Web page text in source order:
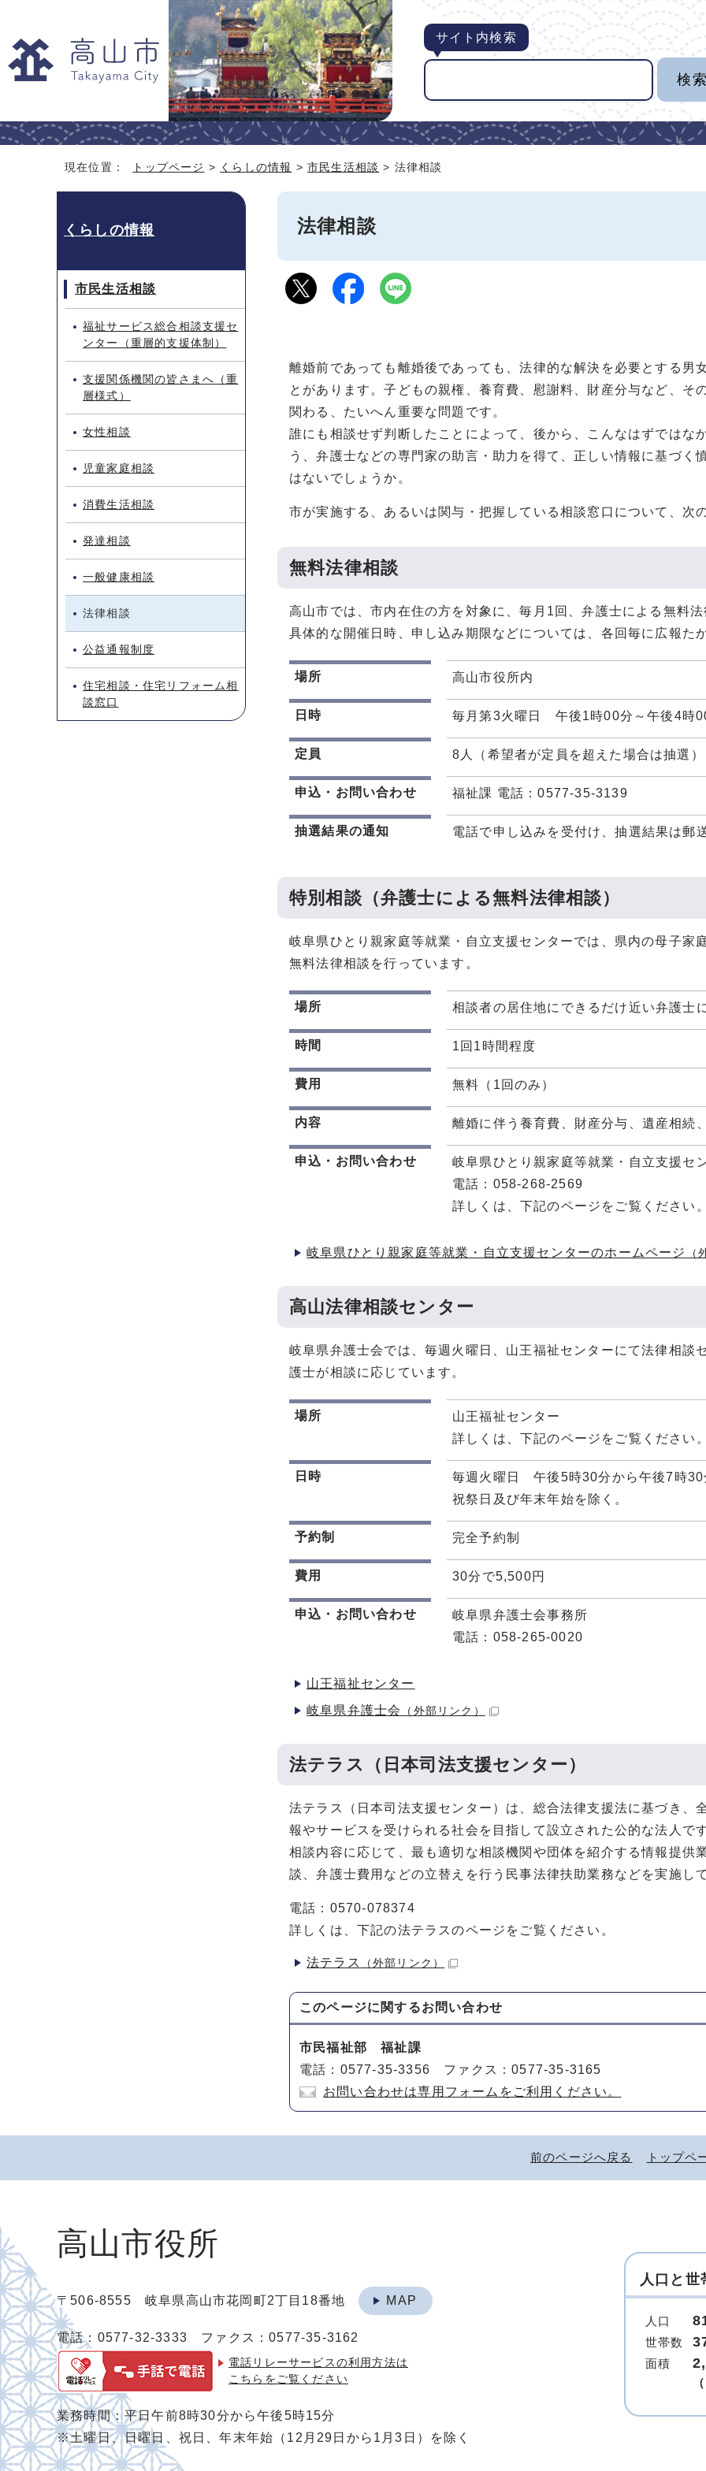
サイト内検索
現在位置： トップページ > くらしの情報 >市民生活相談 > 法律相談
法律相談
離婚前であっても離婚後であっても、法律的な解決を必要とする男
とがあります。子どもの親権、養育費、慰謝料、財産分与など、そ
関わる、たいへん重要な問題です。
誰にも相談せず判断したことによって、後から、こんなはずではな
う、弁護士などの専門家の助言・助力を得て、正しい情報に基づく
はないでしょうか。
市が実施する、あるいは関与・把握している相談窓口について、次
無料法律相談
高山市では、市内在住の方を対象に、毎月1回、弁護士による無料
具体的な開催日時、申し込み期限などについては、各回毎に広報た
場所 高山市役所内
日時 毎月第3火曜日 午後1時00分～午後4時
定員 8人（希望者が定員を超えた場合は抽選）
申込・お問い合わせ 福祉課 電話：0577-35-3139
抽選結果の通知 電話で申し込みを受付け、抽選結果は郵
特別相談（弁護士による無料法律相談）
岐阜県ひとり親家庭等就業・自立支援センターでは、県内の母子家
無料法律相談を行っています。
場所 相談者の居住地にできるだけ近い弁護士
時間 1回1時間程度
費用 無料（1回のみ）
内容 離婚に伴う養育費、財産分与、遺産相続
申込・お問い合わせ
岐阜県ひとり親家庭等就業・自立支援セ
電話：058-268-2569
詳しくは、下記のページをご覧ください
岐阜県ひとり親家庭等就業・自立支援センターのホームページ （
高山法律相談センター
岐阜県弁護士会では、毎週火曜日、山王福祉センターにて法律相談
護士が相談に応じています。
場所
山王福祉センター
詳しくは、下記のページをご覧ください
日時
毎週火曜日 午後5時30分から午後7時30
祝祭日及び年末年始を除く。
予約制 完全予約制
費用 30分で5,500円
申込・お問い合わせ
岐阜県弁護士会事務所
電話：058-265-0020
山王福祉センター
岐阜県弁護士会
（外部リンク）
法テラス（日本司法支援センター）
法テラス（日本司法支援センター）は、総合法律支援法に基づき、
報やサービスを受けられる社会を目指して設立された公的な法人で
相談内容に応じて、最も適切な相談機関や団体を紹介する情報提供
談、弁護士費用などの立替えを行う民事法律扶助業務などを実施し
電話：0570-078374
詳しくは、下記の法テラスのページをご覧ください。
法テラス （外部リンク）
このページに関するお問い合わせ
市民福祉部 福祉課
電話：0577-35-3356 ファクス：0577-35-3165
お問い合わせは専用フォームをご利用ください。
くらしの情報
市民生活相談
福祉サービス総合相談支援セ
ンター（重層的支援体制）
支援関係機関の皆さまへ（重
層様式）
女性相談
児童家庭相談
消費生活相談
発達相談
一般健康相談
法律相談
公益通報制度
住宅相談・住宅リフォーム相
談窓口
前のページへ戻る トップペ
高山市役所
〒506-8555 岐阜県高山市花岡町2丁目18番地 MAP
電話：0577-32-3333 ファクス：0577-35-3162
電話リレーサービスの利用方法は
こちらをご覧ください
業務時間：平日午前8時30分から午後5時15分
※土曜日、日曜日、祝日、年末年始（12月29日から1月3日）を除く
人口と世
人口
世帯数
面積